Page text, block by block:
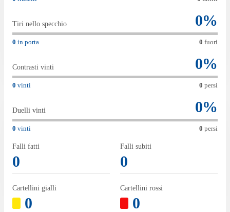
Tiri nello specchio 0%
0 in porta 0 fuori
Contrasti vinti 0%
0 vinti 0 persi
Duelli vinti 0%
0 vinti 0 persi
Falli fatti
0
Falli subiti
0
Cartellini gialli
0
Cartellini rossi
0